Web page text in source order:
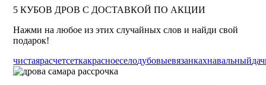
5 КУБОВ ДРОВ С ДОСТАВКОЙ ПО АКЦИИ
Нажми на любое из этих случайных слов и найди свой
подарок!
чистаярасчетсеткакрасноеселодубовыевязанкахнавальный